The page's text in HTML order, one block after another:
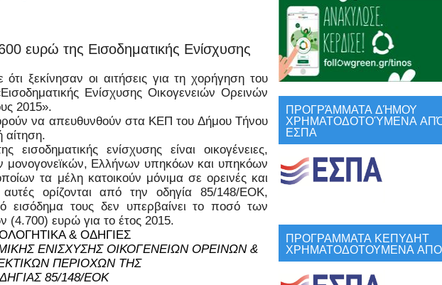
ευρώ της Εισοδηματικής Ενίσχυσης
οι αιτήσεις για τη χορήγηση του
Ενίσχυσης Οικογενειών Ορεινών
2015».
να απευθυνθούν στα ΚΕΠ του Δήμου Τήνου
αίτηση.
ενίσχυσης είναι οικογένειες,
μονογονεϊκών, Ελλήνων υπηκόων και υπηκόων
τα μέλη κατοικούν μόνιμα σε ορεινές και
αυτές ορίζονται από την οδηγία 85/148/ΕΟΚ,
εισόδημα τους δεν υπερβαίνει το ποσό των
(4.700) ευρώ για το έτος 2015.
& ΟΔΗΓΙΕΣ
ΕΝΙΣΧΥΣΗΣ ΟΙΚΟΓΕΝΕΙΩΝ ΟΡΕΙΝΩΝ &
ΠΕΡΙΟΧΩΝ ΤΗΣ
85/148/ΕΟΚ
ΠΡΟΓΡΆΜΜΑΤΑ ΔΉΜΟΥ
ΧΡΗΜΑΤΟΔΟΤΟΎΜΕΝΑ
ΕΣΠΑ
ΠΡΟΓΡΑΜΜΑΤΑ ΚΕΠΥΔΗΤ
ΧΡΗΜΑΤΟΔΟΤΟΥΜΕΝΑ